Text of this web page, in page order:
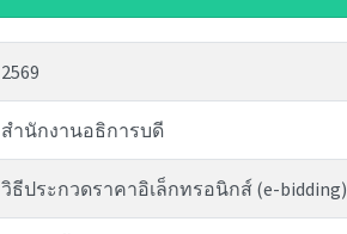
2569
สำนักงานอธิการบดี
วิธีประกวดราคาอิเล็กทรอนิกส์ (e-bidding)